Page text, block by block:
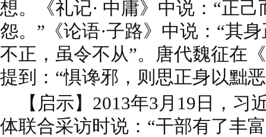
想。《礼记· 中庸》中说：“正
怨。”《论语·子路》中说：“其
不正，虽令不从”。唐代魏征在
提到：“惧谗邪，则思正身以黜
【启示】2013年3月19日，习
体联合采访时说：“干部有了丰